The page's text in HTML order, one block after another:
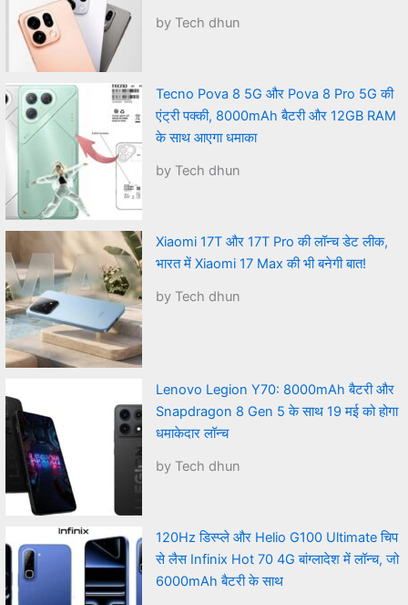
by Tech dhun
Tecno Pova 8 5G और Pova 8 Pro 5G की
एंट्री पक्की, 8000mAh बैटरी और 12GB RAM
के साथ आएगा धमाका
by Tech dhun
Xiaomi 17T और 17T Pro की लॉन्च डेट लीक,
भारत में Xiaomi 17 Max की भी बनेगी बात!
by Tech dhun
Lenovo Legion Y70: 8000mAh बैटरी और
Snapdragon 8 Gen 5 के साथ 19 मई को होगा
धमाकेदार लॉन्च
by Tech dhun
120Hz डिस्प्ले और Helio G100 Ultimate चिप
से लैस Infinix Hot 70 4G बांग्लादेश में लॉन्च, जो
6000mAh बैटरी के साथ